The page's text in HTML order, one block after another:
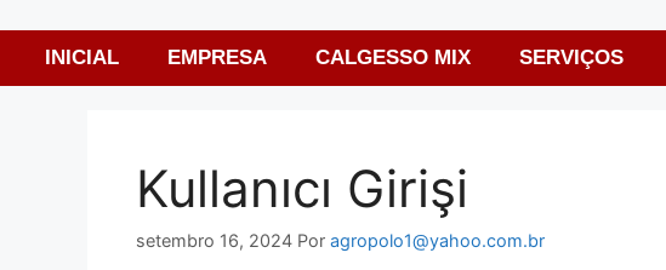
INICIAL EMPRESA CALGESSO MIX SERVIÇOS
Kullanıcı Girişi
setembro 16, 2024 Por agropolo1@yahoo.com.br